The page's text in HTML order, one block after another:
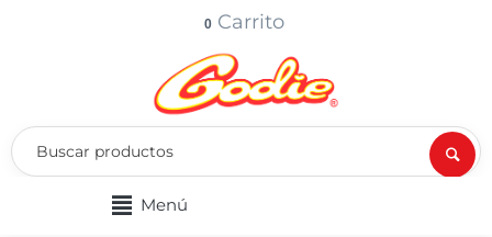
0 Carrito
Menú